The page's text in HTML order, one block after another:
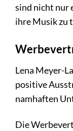
sind nicht nur
ihre Musik zu
Lena Meyer-
positive
namhaften
Die